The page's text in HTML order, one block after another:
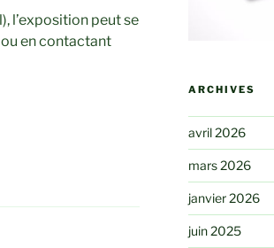
l’exposition peut se
ou en contactant
ARCHIVES
avril 2026
mars 2026
janvier 2026
juin 2025